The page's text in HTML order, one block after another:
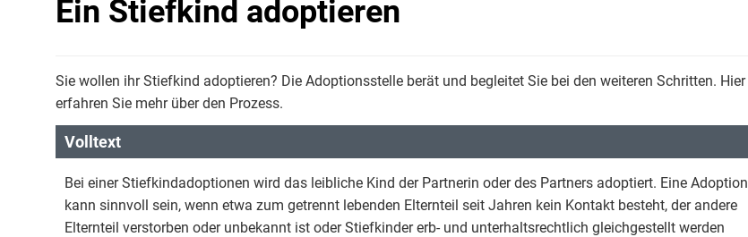
Ein Stiefkind adoptieren
Sie wollen ihr Stiefkind adoptieren? Die Adoptionsstelle berät und begleitet Sie bei den weiteren Schritten. Hier
erfahren Sie mehr über den Prozess.
Volltext
Bei einer Stiefkindadoptionen wird das leibliche Kind der Partnerin oder des Partners adoptiert. Eine Adoption
kann sinnvoll sein, wenn etwa zum getrennt lebenden Elternteil seit Jahren kein Kontakt besteht, der andere
Elternteil verstorben oder unbekannt ist oder Stiefkinder erb- und unterhaltsrechtlich gleichgestellt werden